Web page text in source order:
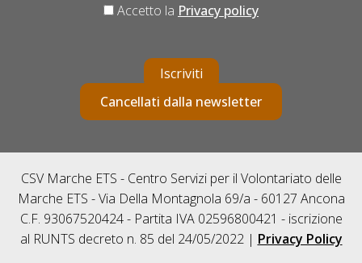
Accetto la Privacy policy
Iscriviti
Cancellati dalla newsletter
CSV Marche ETS - Centro Servizi per il Volontariato delle
Marche ETS - Via Della Montagnola 69/a - 60127 Ancona
C.F. 93067520424 - Partita IVA 02596800421 - iscrizione
al RUNTS decreto n. 85 del 24/05/2022 | Privacy Policy